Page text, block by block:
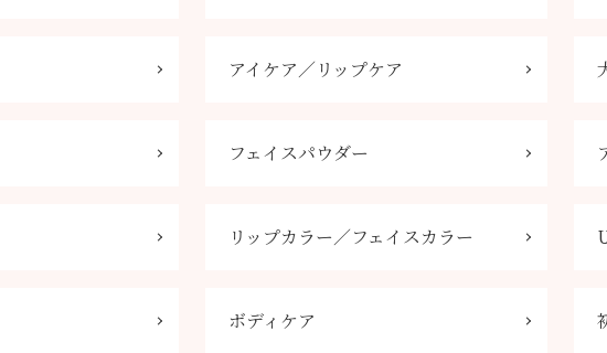
アイケア／リップケア
フェイスパウダー
リップカラー／フェイスカラー
ボディケア